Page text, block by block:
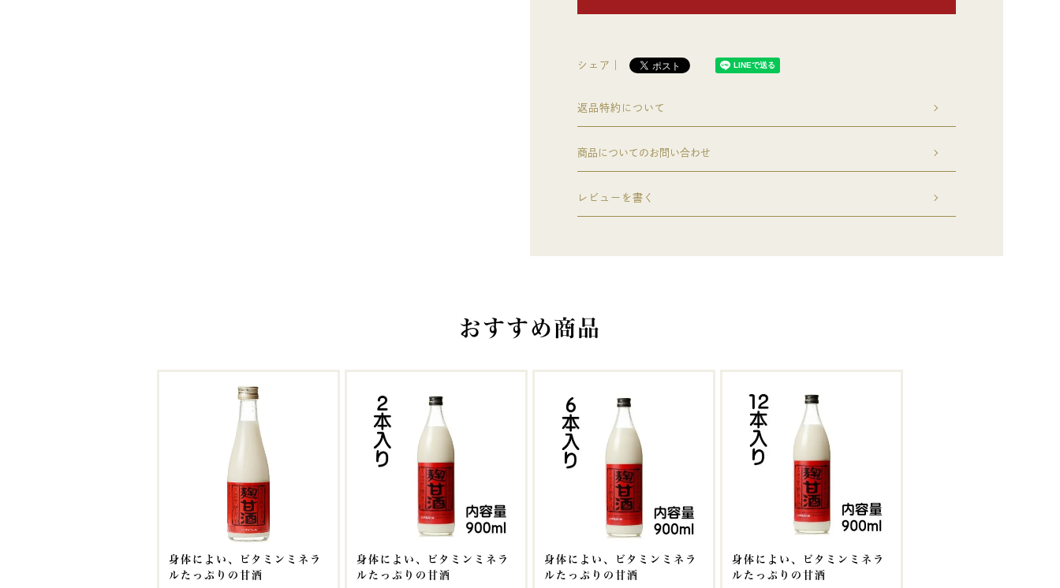
シェア｜
返品特約について
商品についてのお問い合わせ
レビューを書く
おすすめ商品
身体によい、ビタミンミネラ
ルたっぷりの甘酒
身体によい、ビタミンミネラ
ルたっぷりの甘酒
身体によい、ビタミンミネラ
ルたっぷりの甘酒
身体によい、ビタミンミネラ
ルたっぷりの甘酒